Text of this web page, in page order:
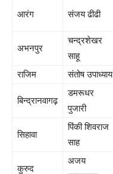
आरंग संजय ढीढी
अभनपुर
चन्द्रशेखर
साहू
राजिम संतोष उपाध्याय
बिन्द्रानवागढ़
डमरूधर
पुजारी
सिहावा
पिंकी शिवराज
साह
कुरुद
अजय